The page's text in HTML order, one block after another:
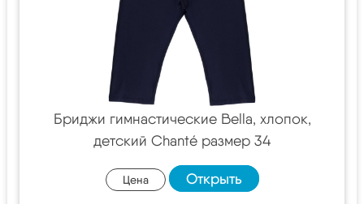
Бриджи гимнастические Bella, хлопок,
детский Chanté размер 34
Цена Открыть